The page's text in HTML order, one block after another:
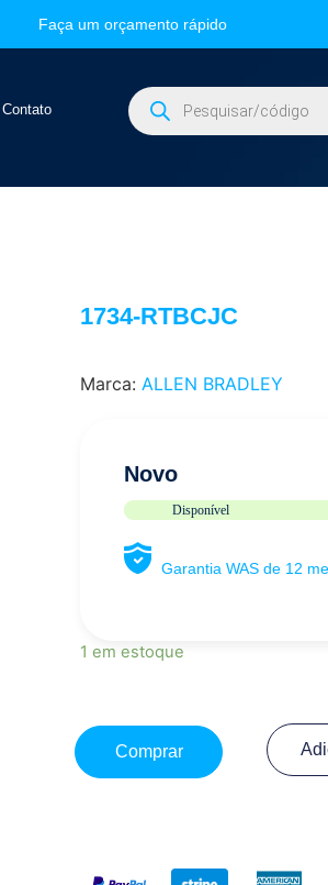
Faça um orçamento rápido
Contato
1734-RTBCJC
Marca: ALLEN BRADLEY
Novo
Disponível
Garantia WAS de 12
1 em estoque
Comprar